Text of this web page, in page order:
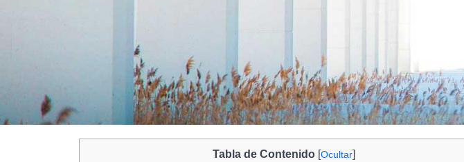
Tabla de Contenido [Ocultar]